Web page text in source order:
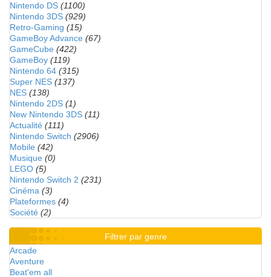
Nintendo DS (1100)
Nintendo 3DS (929)
Retro-Gaming (15)
GameBoy Advance (67)
GameCube (422)
GameBoy (119)
Nintendo 64 (315)
Super NES (137)
NES (138)
Nintendo 2DS (1)
New Nintendo 3DS (11)
Actualité (111)
Nintendo Switch (2906)
Mobile (42)
Musique (0)
LEGO (5)
Nintendo Switch 2 (231)
Cinéma (3)
Plateformes (4)
Société (2)
Filtrer par genre
Arcade
Aventure
Beat'em all